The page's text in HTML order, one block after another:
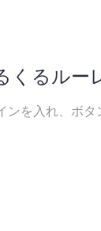
るルー
ンを入れ、ボタ